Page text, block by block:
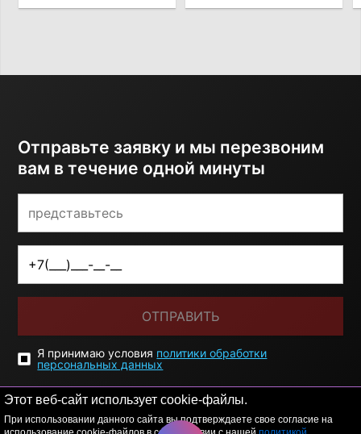
Этот веб-сайт использует cookie-файлы.
При использовании данного сайта вы подтверждаете свое согласие на
Отправьте заявку и мы перезвоним
вам в течение одной минуты
ОТПРАВИТЬ
Я принимаю условия политики обработки
персональных данных